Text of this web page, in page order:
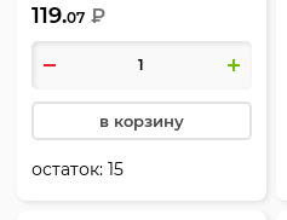
антистеплер, ассорти 2
вида, Essential, Deli, E0222
119.07 ₽
в корзину
остаток:15